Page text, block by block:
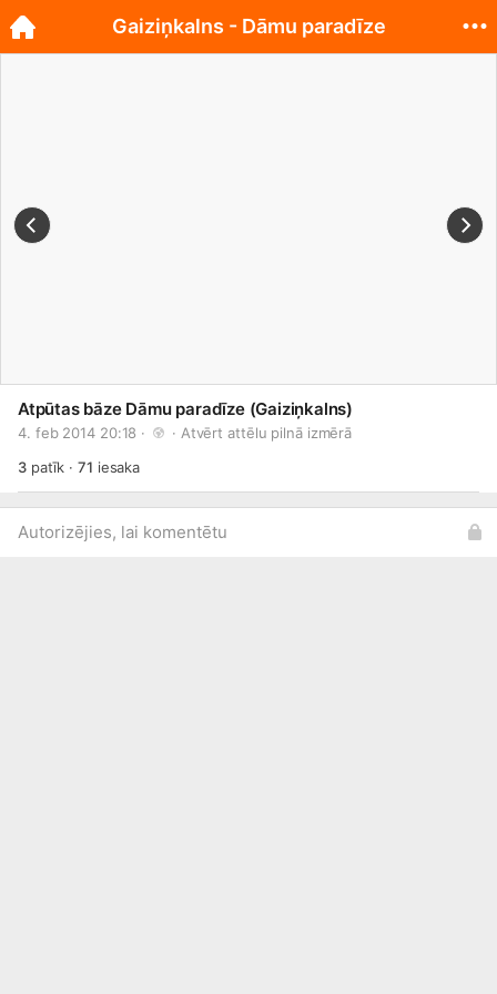
Atpūtas bāze Dāmu paradīze (Gaiziņkalns)
4. feb 2014 20:18 · · Atvērt attēlu pilnā izmērā
3patīk ·71 iesaka
Autorizējies, lai komentētu
Gaiziņkalns - Dāmu paradīze